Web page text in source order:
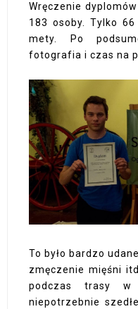
Wręczenie
183 osoby. Tylko
mety. Po
fotografia i czas na
To było bardzo
zmęczenie mięśni
podczas trasy w
niepotrzebnie